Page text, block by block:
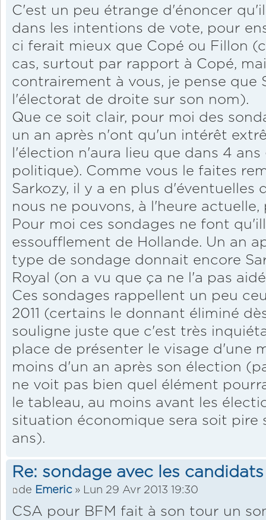
C'est un peu étrange d'énoncer
dans les intentions de vote, pour
ci ferait mieux que Copé ou Fillon
cas, surtout par rapport à Copé,
contrairement à vous, je pense que
l'électorat de droite sur son nom).
Que ce soit clair, pour moi des
un an après n'ont qu'un intérêt
l'élection n'aura lieu que dans 4
politique). Comme vous le faites
Sarkozy, il y a en plus d'éventuelles
nous ne pouvons, à l'heure
Pour moi ces sondages ne font
essoufflement de Hollande. Un an
type de sondage donnait encore
Royal (on a vu que ça ne l'a pas
Ces sondages rappellent un peu
2011 (certains le donnant éliminé
souligne juste que c'est très
place de présenter le visage d'une
moins d'un an après son élection
ne voit pas bien quel élément
le tableau, au moins avant les
situation économique sera soit pire
ans).
Re: sondage avec les candidats
de Emeric» Lun 29 Avr 2013 19:30
CSA pour BFM fait à son tour un